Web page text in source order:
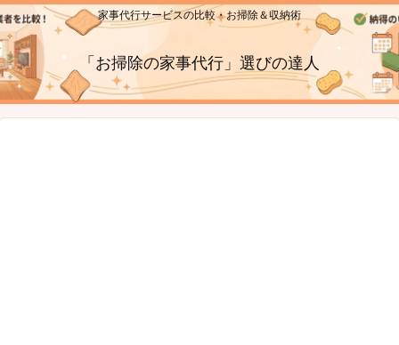
家事代行サービスの比較・お掃除＆収納術
「お掃除の家事代行」選びの達人